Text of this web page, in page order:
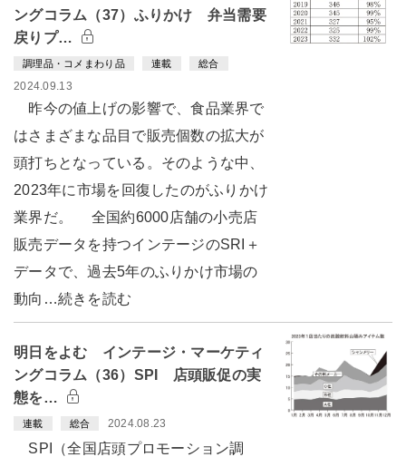
ングコラム（37）ふりかけ 弁当需要
戻りプ…
調理品・コメまわり品 連載 総合
2024.09.13
昨今の値上げの影響で、食品業界で
はさまざまな品目で販売個数の拡大が
頭打ちとなっている。そのような中、
2023年に市場を回復したのがふりかけ
業界だ。 全国約6000店舗の小売店
販売データを持つインテージのSRI＋
データで、過去5年のふりかけ市場の
動向…続きを読む
明日をよむ インテージ・マーケティ
ングコラム（36）SPI 店頭販促の実
態を…
連載 総合 2024.08.23
SPI（全国店頭プロモーション調